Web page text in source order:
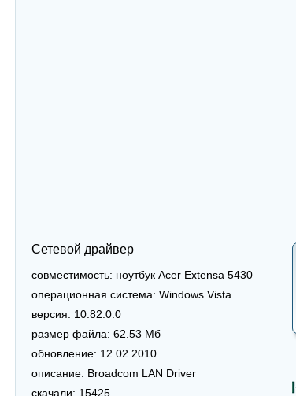
Сетевой драйвер
совместимость: ноутбук Acer Extensa 5430
операционная система: Windows Vista
версия: 10.82.0.0
размер файла: 62.53 Мб
обновление: 12.02.2010
описание: Broadcom LAN Driver
скачали: 15425